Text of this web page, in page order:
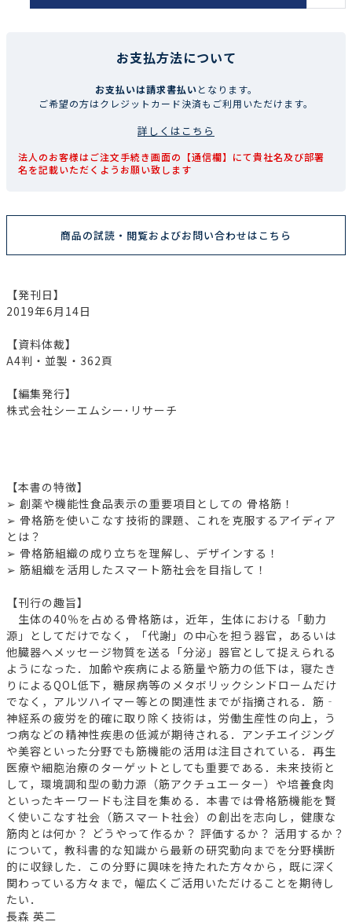
お支払方法について
お支払いは請求書払いとなります。
ご希望の方はクレジットカード決済もご利用いただけます。
詳しくはこちら
法人のお客様はご注文手続き画面の【通信欄】にて貴社名及び部署
名を記載いただくようお願い致します
商品の試読・閲覧およびお問い合わせはこちら
【発刊日】
2019年6月14日
【資料体裁】
A4判・並製・362頁
【編集発行】
株式会社シーエムシー･リサーチ
【本書の特徴】
➢ 創薬や機能性食品表示の重要項目としての 骨格筋！
➢ 骨格筋を使いこなす技術的課題、これを克服するアイディア
とは？
➢ 骨格筋組織の成り立ちを理解し、デザインする！
➢ 筋組織を活用したスマート筋社会を目指して！
【刊行の趣旨】
生体の40％を占める骨格筋は，近年，生体における「動力
源」としてだけでなく，「代謝」の中心を担う器官，あるいは
他臓器へメッセージ物質を送る「分泌」器官として捉えられる
ようになった．加齢や疾病による筋量や筋力の低下は，寝たき
りによるQOL低下，糖尿病等のメタボリックシンドロームだけ
でなく，アルツハイマー等との関連性までが指摘される．筋‐
神経系の疲労を的確に取り除く技術は，労働生産性の向上，う
つ病などの精神性疾患の低減が期待される．アンチエイジング
や美容といった分野でも筋機能の活用は注目されている．再生
医療や細胞治療のターゲットとしても重要である．未来技術と
して，環境調和型の動力源（筋アクチュエーター）や培養食肉
といったキーワードも注目を集める．本書では骨格筋機能を賢
く使いこなす社会（筋スマート社会）の創出を志向し，健康な
筋肉とは何か？ どうやって作るか？ 評価するか？ 活用するか？
について，教科書的な知識から最新の研究動向までを分野横断
的に収録した．この分野に興味を持たれた方々から，既に深く
関わっている方々まで，幅広くご活用いただけることを期待し
たい．
長森 英二